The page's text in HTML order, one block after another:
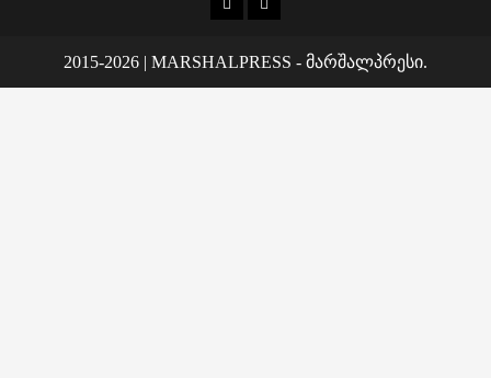
2015-2026 | MARSHALPRESS - მარშალპრესი.